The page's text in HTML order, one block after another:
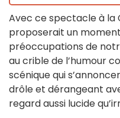
Avec ce spectacle à la
proposerait un
préoccupations de
au crible de l’humour
scénique qui
drôle et dérangeant
regard aussi lucide